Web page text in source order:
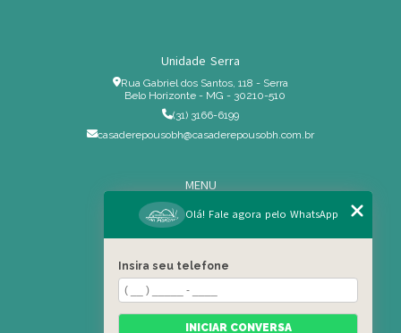
Unidade Serra
Rua Gabriel dos Santos, 118 - Serra
Belo Horizonte - MG - 30210-510
(31) 3166-6199
casaderepousobh@casaderepousobh.com.br
MENU
Home
Institucional
Serviços Especiais
Blog
Residência
Olá! Fale agora pelo WhatsApp
Insira seu telefone
INICIAR CONVERSA